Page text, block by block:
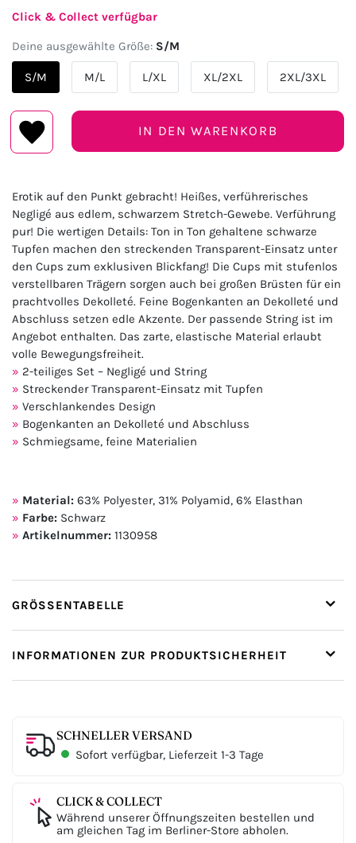
Click & Collect verfügbar
Deine ausgewählte Größe: S/M
S/M M/L L/XL XL/2XL 2XL/3XL
IN DEN WARENKORB
Erotik auf den Punkt gebracht! Heißes, verführerisches
Negligé aus edlem, schwarzem Stretch-Gewebe. Verführung
pur! Die wertigen Details: Ton in Ton gehaltene schwarze
Tupfen machen den streckenden Transparent-Einsatz unter
den Cups zum exklusiven Blickfang! Die Cups mit stufenlos
verstellbaren Trägern sorgen auch bei großen Brüsten für ein
prachtvolles Dekolleté. Feine Bogenkanten an Dekolleté und
Abschluss setzen edle Akzente. Der passende String ist im
Angebot enthalten. Das zarte, elastische Material erlaubt
volle Bewegungsfreiheit.
2-teiliges Set – Negligé und String
Streckender Transparent-Einsatz mit Tupfen
Verschlankendes Design
Bogenkanten an Dekolleté und Abschluss
Schmiegsame, feine Materialien
Material: 63% Polyester, 31% Polyamid, 6% Elasthan
Farbe: Schwarz
Artikelnummer: 1130958
GRÖSSENTABELLE
INFORMATIONEN ZUR PRODUKTSICHERHEIT
SCHNELLER VERSAND
Sofort verfügbar, Lieferzeit 1-3 Tage
CLICK & COLLECT
Während unserer Öffnungszeiten bestellen und
am gleichen Tag im Berliner-Store abholen.